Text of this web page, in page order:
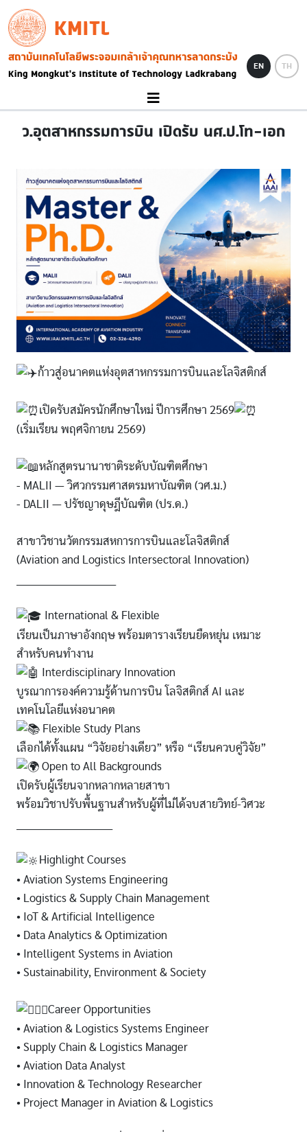
Skip to main content
KMITL
Image
EN TH
ว.อุตสาหกรรมการบิน เปิดรับ นศ.ป.โท-เอก
ก้าวสู่อนาคตแห่งอุตสาหกรรมการบินและโลจิสติกส์
เปิดรับสมัครนักศึกษาใหม่ ปีการศึกษา 2569
(เริ่มเรียน พฤศจิกายน 2569)
หลักสูตรนานาชาติระดับบัณฑิตศึกษา
- MALII — วิศวกรรมศาสตรมหาบัณฑิต (วศ.ม.)
- DALII — ปรัชญาดุษฎีบัณฑิต (ปร.ด.)
สาขาวิชานวัตกรรมสหการการบินและโลจิสติกส์
(Aviation and Logistics Intersectoral Innovation)
International & Flexible
เรียนเป็นภาษาอังกฤษ พร้อมตารางเรียนยืดหยุ่น เหมาะ
สำหรับคนทำงาน
Interdisciplinary Innovation
บูรณาการองค์ความรู้ด้านการบิน โลจิสติกส์ AI และ
เทคโนโลยีแห่งอนาคต
Flexible Study Plans
เลือกได้ทั้งแผน “วิจัยอย่างเดียว” หรือ “เรียนควบคู่วิจัย”
Open to All Backgrounds
เปิดรับผู้เรียนจากหลากหลายสาขา
พร้อมวิชาปรับพื้นฐานสำหรับผู้ที่ไม่ได้จบสายวิทย์-วิศวะ
Highlight Courses
• Aviation Systems Engineering
• Logistics & Supply Chain Management
• IoT & Artificial Intelligence
• Data Analytics & Optimization
• Intelligent Systems in Aviation
• Sustainability, Environment & Society
Career Opportunities
• Aviation & Logistics Systems Engineer
• Supply Chain & Logistics Manager
• Aviation Data Analyst
• Innovation & Technology Researcher
• Project Manager in Aviation & Logistics